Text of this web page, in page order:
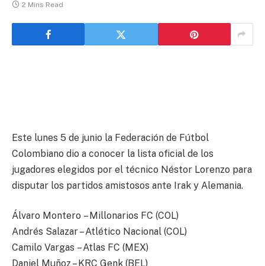
2 Mins Read
Este lunes 5 de junio la Federación de Fútbol
Colombiano dio a conocer la lista oficial de los
jugadores elegidos por el técnico Néstor Lorenzo para
disputar los partidos amistosos ante Irak y Alemania.
Álvaro Montero – Millonarios FC (COL)
Andrés Salazar – Atlético Nacional (COL)
Camilo Vargas – Atlas FC (MEX)
Daniel Muñoz – KRC Genk (BEL)